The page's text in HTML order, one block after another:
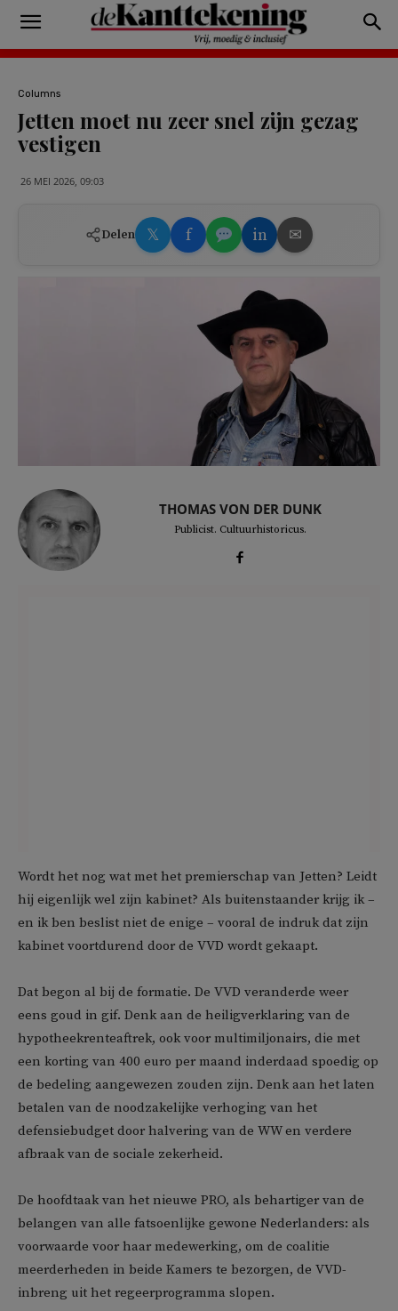
Columns
Jetten moet nu zeer snel zijn gezag
vestigen
26 MEI 2026, 09:03
Delen 𝕏 f in ✉
THOMAS VON DER DUNK
Publicist. Cultuurhistoricus.
Wordt het nog wat met het premierschap van Jetten? Leidt
hij eigenlijk wel zijn kabinet? Als buitenstaander krijg ik –
en ik ben beslist niet de enige – vooral de indruk dat zijn
kabinet voortdurend door de VVD wordt gekaapt.
Dat begon al bij de formatie. De VVD veranderde weer
eens goud in gif. Denk aan de heiligverklaring van de
hypotheekrenteaftrek, ook voor multimiljonairs, die met
een korting van 400 euro per maand inderdaad spoedig op
de bedeling aangewezen zouden zijn. Denk aan het laten
betalen van de noodzakelijke verhoging van het
defensiebudget door halvering van de WW en verdere
afbraak van de sociale zekerheid.
De hoofdtaak van het nieuwe PRO, als behartiger van de
belangen van alle fatsoenlijke gewone Nederlanders: als
voorwaarde voor haar medewerking, om de coalitie
meerderheden in beide Kamers te bezorgen, de VVD-
inbreng uit het regeerprogramma slopen.